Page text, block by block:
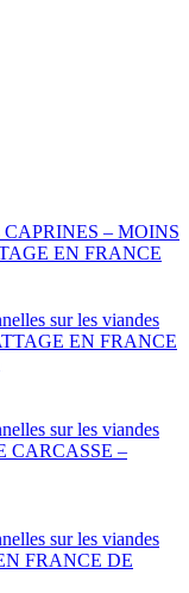
CAPRINES – MOINS
EN FRANCE
sur les viandes
EN FRANCE
sur les viandes
CARCASSE –
sur les viandes
FRANCE DE